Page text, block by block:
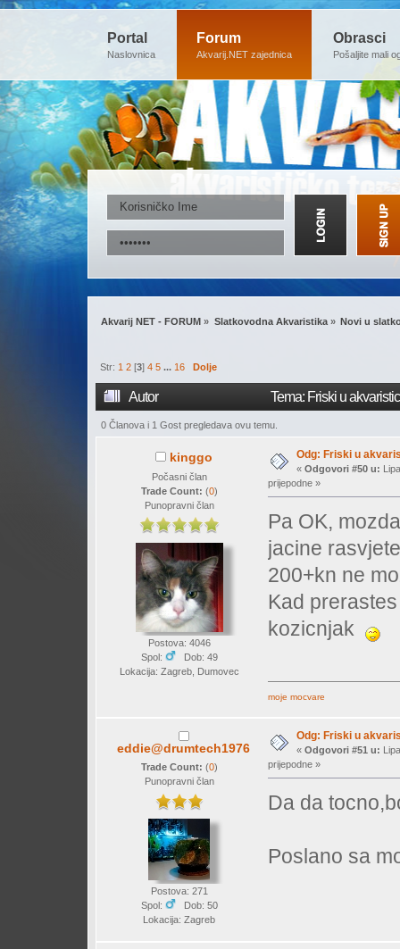
Portal
Naslovnica
Forum
Akvarij.NET zajednica
Obrasci
Pošaljite mali
Akvarij NET - FORUM » Slatkovodna Akvaristika» Novi u
Str:1 2 [3]4 5 ...16 Dolje
Autor Tema: Friski u
0 Članova i 1 Gost pregledava ovu temu.
kinggo
Počasni član
Trade Count: (0)
Punopravni član
Postova: 4046
Spol:
Dob: 49
Lokacija: Zagreb, Dumovec
Odg: Friski u
« Odgovori #50 u:
prijepodne »
Pa OK,
jacine
200+kn ne
Kad
kozicnjak
moje mocvare
eddie@drumtech1976
Trade Count: (0)
Punopravni član
Postova: 271
Spol:
Dob: 50
Lokacija: Zagreb
Odg: Friski u
« Odgovori #51 u:
prijepodne »
Da da
Poslano sa